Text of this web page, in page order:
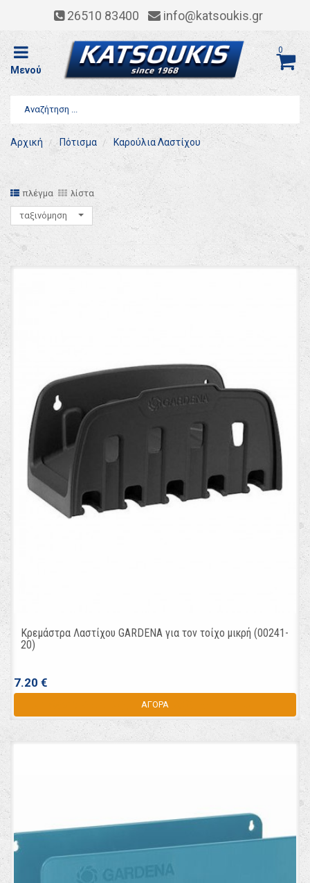
26510 83400 info@katsoukis.gr
Μενού
0
Αρχική Πότισμα Καρούλια Λαστίχου
πλέγμα λίστα
ταξινόμηση
Κρεμάστρα Λαστίχου GARDENA για τον τοίχο μικρή (00241-
20)
7.20 €
ΑΓΟΡΑ